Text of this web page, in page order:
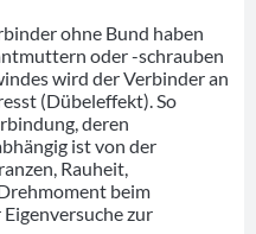
ohne Bund haben
oder -schrauben
wird der Verbinder an
(Dübeleffekt). So
deren
ist von der
Rauheit,
beim
zur